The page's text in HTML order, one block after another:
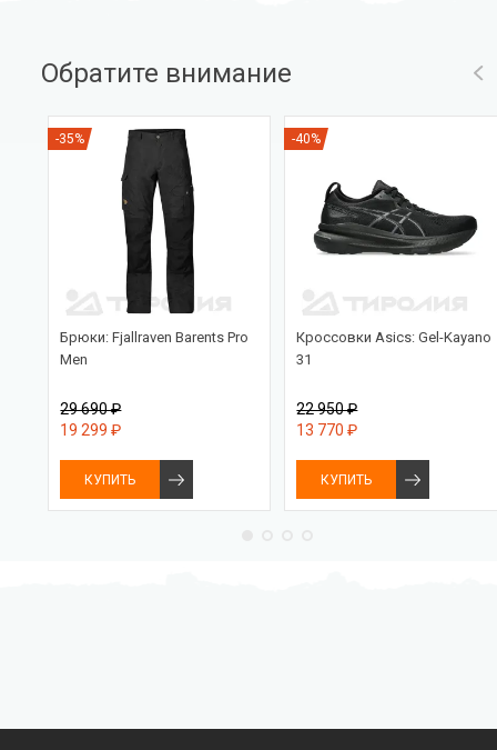
Обратите внимание
-35%
Брюки: Fjallraven Barents Pro
Men
29 690 ₽
19 299 ₽
КУПИТЬ
-40%
Кроссовки Asics: Gel-Kayano
31
22 950 ₽
13 770 ₽
КУПИТЬ